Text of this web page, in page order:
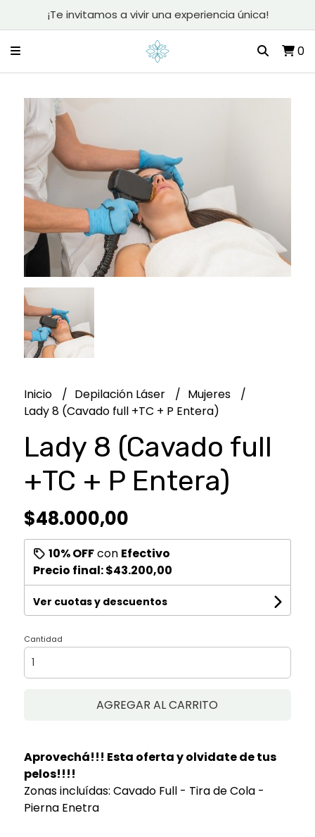
¡Te invitamos a vivir una experiencia única!
0
Inicio Depilación Láser
Mujeres
Lady 8 (Cavado full +TC + P Entera)
Lady 8 (Cavado full
+TC + P Entera)
$48.000,00
10% OFFcon Efectivo
Precio final:$43.200,00
Ver cuotas y descuentos
Cantidad
AGREGAR AL CARRITO
Aprovechá!!! Esta oferta y olvidate de tus
pelos!!!!
Zonas incluídas: Cavado Full - Tira de Cola -
Pierna Enetra